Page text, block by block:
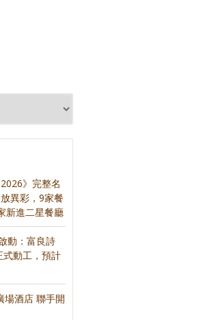
》完整名
異彩，9家餐
新進二星餐廳
動：富良詩
式動工，預計
酒店 聯手開